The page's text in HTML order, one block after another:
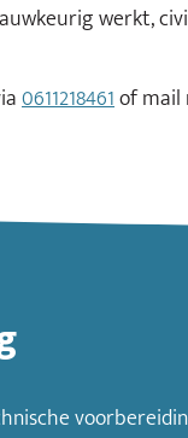
werkt,
0611218461of